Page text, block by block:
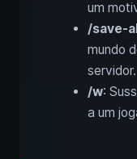
um
/save-
mundo
servidor.
/w:
a um